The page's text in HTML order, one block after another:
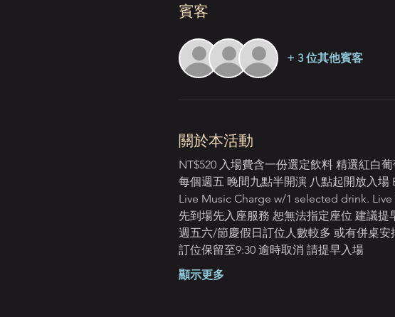
賓客
+ 3 位其他賓客
關於本活動
NT$520 入場費含一份選定飲料 精選紅白
每個週五 晚間九點半開演 八點起開放入場
Live Music Charge w/1 selected drink.
先到場先入座服務 恕無法指定座位 建議
週五六/節慶假日訂位人數較多 或有併桌安
訂位保留至9:30 逾時取消 請提早入場
顯示更多